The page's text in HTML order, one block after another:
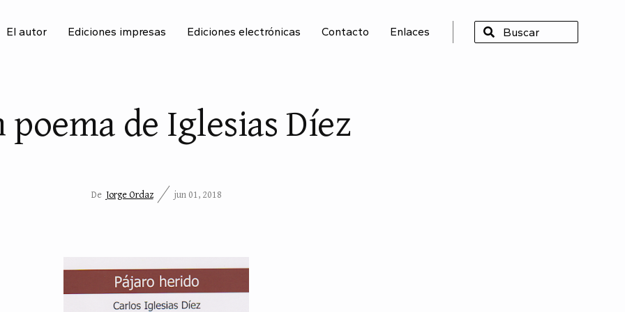
El autor Ediciones impresas Ediciones electrónicas Contacto Enlaces
BUSCAR
poema de Iglesias Díez
De Jorge Ordaz jun 01, 2018